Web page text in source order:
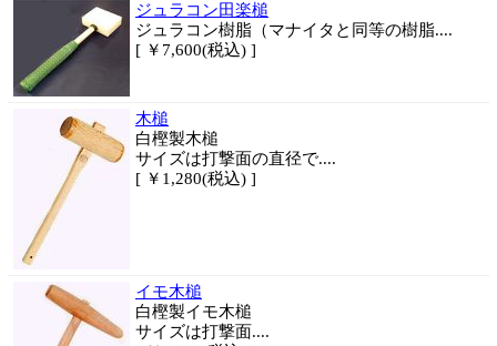
ジュラコン田楽槌
ジュラコン樹脂（マナイタと同等の樹脂....
[ ￥7,600(税込) ]
木槌
白樫製木槌
サイズは打撃面の直径で....
[ ￥1,280(税込) ]
イモ木槌
白樫製イモ木槌
サイズは打撃面....